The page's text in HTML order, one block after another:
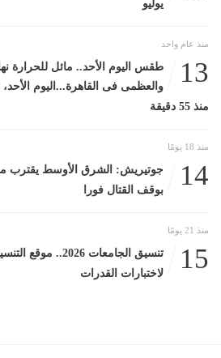
يوليو
منذ عام واحد
13
طقس اليوم الأحد.. مائل للحرارة
منذ 55 دقيقة
منذ 18 يومًا
14
جوتيريش: الشرق الأوسط يقترب
بوقف القتال فورا
منذ 21 يومًا
15
تنسيق الجامعات
لاختبارات القدرات